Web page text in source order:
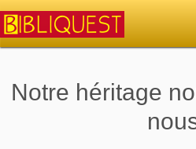
La
Notre héritage